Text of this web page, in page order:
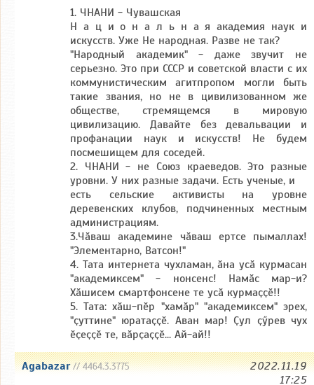
1. ЧНАНИ - Чувашская
Н а ц и о н а л ь н а я академия наук и
искусств. Уже Не народная. Разве не так?
"Народный академик" - даже звучит не
серьезно. Это при СССР и советской власти с их
коммунистическим агитпропом могли быть
такие звания, но не в цивилизованном же
обществе, стремящемся в мировую
цивилизацию. Давайте без девальвации и
профанации наук и искусств! Не будем
посмешищем для соседей.
2. ЧНАНИ - не Союз краеведов. Это разные
уровни. У них разные задачи. Есть ученые, и
есть сельские активисты на уровне
деревенских клубов, подчиненных местным
администрациям.
3.Чӑваш академине чӑваш ертсе пымаллах!
"Элементарно, Ватсон!"
4. Тата интернета чухламан, ӑна усӑ курмасан
"академиксем" - нонсенс! Намӑс мар-и?
Хӑшисем смартфонсене те усӑ курмаҫҫӗ!!
5. Тата: хӑш-пӗр "хамӑр" "академиксем" эрех,
"ҫуттине" юратаҫҫӗ. Аван мар! Ҫул ҫӳрев чух
ӗҫеҫҫӗ те, вӑрҫаҫҫӗ... Ай-ай!!
Agabazar// 4464.3.3775
2022.11.19
17:25